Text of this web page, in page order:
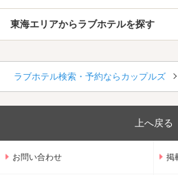
東海エリアからラブホテルを探す
ラブホテル検索・予約ならカップルズ
上へ戻る
お問い合わせ 掲